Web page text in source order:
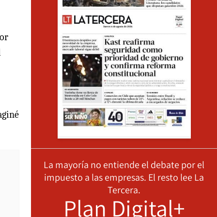
La mayoría no entiende el debate por el
impuesto a las empresas. El resto lee La
Tercera.
Plan Digital+